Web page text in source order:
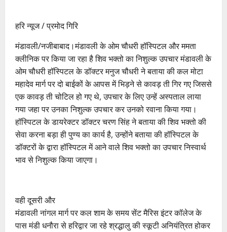
हरि न्यूज / प्रमोद गिरि
मंडावली/नजीबाबाद।मंडावली के ओम चौधरी हॉस्पिटल और ममता
क्लीनिक पर किया जा रहा है शिव भक्तो का निशुल्क उपचार मंडावली के
ओम चौधरी हॉस्पिटल के डॉक्टर मनुज चौधरी ने बताया की कल मोटा
महादेव मार्ग पर दो बाईकों के आपस में भिड़ने से कावड़ ती गिर गए जिससे
एक कावड़ ती चोटिल हो गए थे, उपचार के लिए उन्हें अस्पताल लाया
गया जहा पर उनका निशुल्क उपचार कर उनको रवाना किया गया।
हॉस्पिटल के डायरेक्टर डॉक्टर चरण सिंह ने बताया की शिव भक्तो की
सेवा करना बड़ा ही पुण्य का कार्य है, उन्होंने बताया की हॉस्पिटल के
डॉक्टरों के द्वारा हॉस्पिटल में आने वाले शिव भक्तो का उपचार निस्वार्थ
भाव से निशुल्क किया जाएगा।
वही दूसरी और
मंडावली नांगल मार्ग पर कल शाम के समय सेंट मैरिस इंटर कॉलेज के
पास मंडी धनौरा से हरिद्वार जा रहे श्रद्धालु की स्कूटी अनियंत्रित होकर